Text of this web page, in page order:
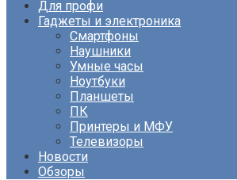
Для профи
Гаджеты и электроника
Смартфоны
Наушники
Умные часы
Ноутбуки
Планшеты
ПК
Принтеры и МФУ
Телевизоры
Новости
Обзоры